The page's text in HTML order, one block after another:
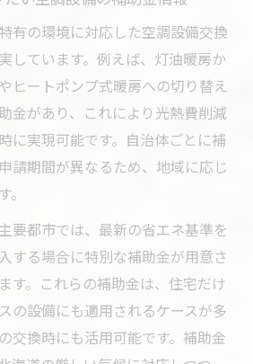
有の環境に対応した空調設備交換
しています。例えば、灯油暖房か
ヒートポンプ式暖房への切り替え
金があり、これにより光熱費削減
に実現可能です。自治体ごとに補
請期間が異なるため、地域に応じ
要都市では、最新の省エネ基準を
する場合に特別な補助金が用意さ
す。これらの補助金は、住宅だけ
の設備にも適用されるケースが多
交換時にも活用可能です。補助金